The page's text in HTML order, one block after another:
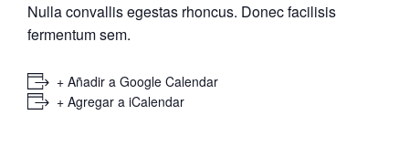
Nulla convallis egestas rhoncus. Donec facilisis
fermentum sem.
+ Añadir a Google Calendar
+ Agregar a iCalendar